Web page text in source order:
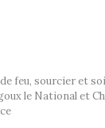
feu, sourcier et
le National et